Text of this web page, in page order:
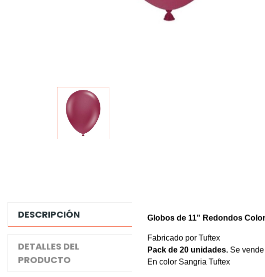
DESCRIPCIÓN
DETALLES DEL
PRODUCTO
Globos de 11" Redondos
Fabricado por Tuftex
Pack de 20 unidades. Se
En color Sangria Tuftex